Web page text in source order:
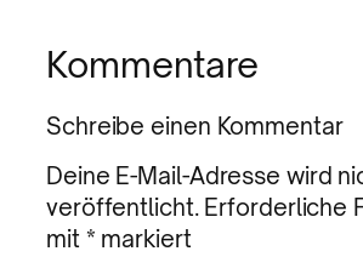
Kommentare
Schreibe einen Kommentar
Deine E-Mail-Adresse wird
veröffentlicht. Erforderliche
mit * markiert